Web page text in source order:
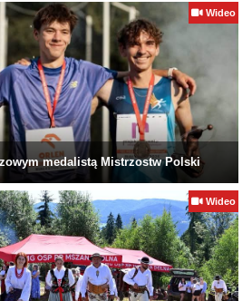
Wideo
medalistą Mistrzostw Polski
Wideo